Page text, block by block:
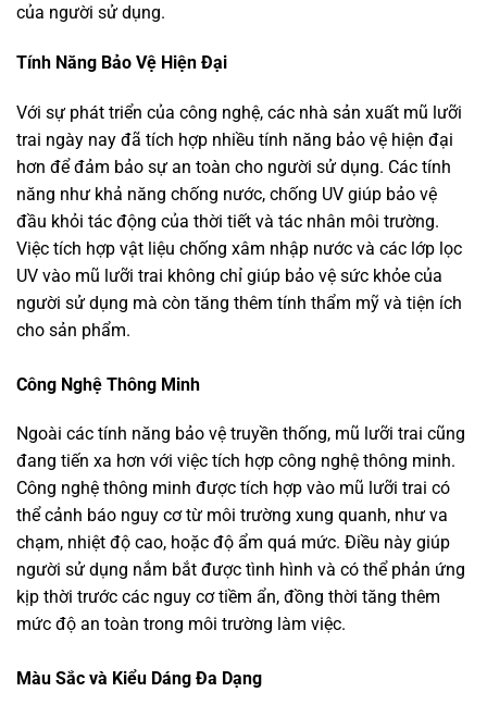
của người sử dụng.
Tính Năng Bảo Vệ Hiện Đại
Với sự phát triển của công nghệ, các nhà sản xuất mũ lưỡi
trai ngày nay đã tích hợp nhiều tính năng bảo vệ hiện đại
hơn để đảm bảo sự an toàn cho người sử dụng. Các tính
năng như khả năng chống nước, chống UV giúp bảo vệ
đầu khỏi tác động của thời tiết và tác nhân môi trường.
Việc tích hợp vật liệu chống xâm nhập nước và các lớp lọc
UV vào mũ lưỡi trai không chỉ giúp bảo vệ sức khỏe của
người sử dụng mà còn tăng thêm tính thẩm mỹ và tiện ích
cho sản phẩm.
Công Nghệ Thông Minh
Ngoài các tính năng bảo vệ truyền thống, mũ lưỡi trai cũng
đang tiến xa hơn với việc tích hợp công nghệ thông minh.
Công nghệ thông minh được tích hợp vào mũ lưỡi trai có
thể cảnh báo nguy cơ từ môi trường xung quanh, như va
chạm, nhiệt độ cao, hoặc độ ẩm quá mức. Điều này giúp
người sử dụng nắm bắt được tình hình và có thể phản ứng
kịp thời trước các nguy cơ tiềm ẩn, đồng thời tăng thêm
mức độ an toàn trong môi trường làm việc.
Màu Sắc và Kiểu Dáng Đa Dạng